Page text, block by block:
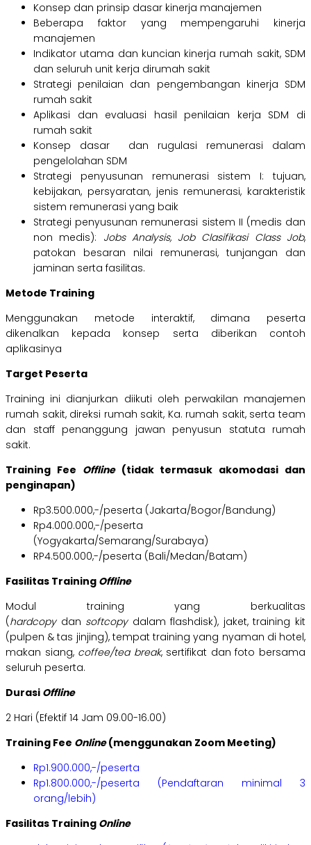
Konsep dan prinsip dasar kinerja manajemen
Beberapa faktor yang mempengaruhi kinerja
manajemen
Indikator utama dan kuncian kinerja rumah sakit, SDM
dan seluruh unit kerja dirumah sakit
Strategi penilaian dan pengembangan kinerja SDM
rumah sakit
Aplikasi dan evaluasi hasil penilaian kerja SDM di
rumah sakit
Konsep dasar dan rugulasi remunerasi dalam
pengelolahan SDM
Strategi penyusunan remunerasi sistem I: tujuan,
kebijakan, persyaratan, jenis remunerasi, karakteristik
sistem remunerasi yang baik
Strategi penyusunan remunerasi sistem II (medis dan
non medis): Jobs Analysis, Job Clasifikasi Class Job,
patokan besaran nilai remunerasi, tunjangan dan
jaminan serta fasilitas.
Metode Training
Menggunakan metode interaktif, dimana peserta
dikenalkan kepada konsep serta diberikan contoh
aplikasinya
Target Peserta
Training ini dianjurkan diikuti oleh perwakilan manajemen
rumah sakit, direksi rumah sakit, Ka. rumah sakit, serta team
dan staff penanggung jawan penyusun statuta rumah
sakit.
Training Fee Offline (tidak termasuk akomodasi dan
penginapan)
Rp3.500.000,-/peserta (Jakarta/Bogor/Bandung)
Rp4.000.000,-/peserta
(Yogyakarta/Semarang/Surabaya)
RP4.500.000,-/peserta (Bali/Medan/Batam)
Fasilitas Training Offline
Modul training yang berkualitas
(hardcopydan softcopy dalam flashdisk), jaket, training kit
(pulpen & tas jinjing), tempat training yang nyaman di hotel,
makan siang, coffee/tea break, sertifikat dan foto bersama
seluruh peserta.
Durasi Offline
2 Hari (Efektif 14 Jam 09.00-16.00)
Training Fee Online(menggunakan Zoom Meeting)
Rp1.900.000,-/peserta
Rp1.800.000,-/peserta (Pendaftaran minimal 3
orang/lebih)
Fasilitas Training Online